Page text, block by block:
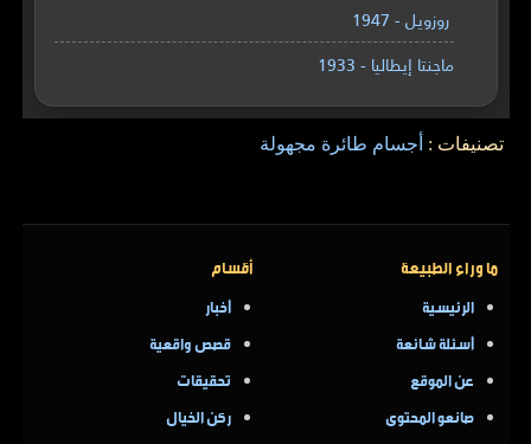
روزويل - 1947
ماجنتا إيطاليا - 1933
تصنيفات : أجسام طائرة مجهولة
ما وراء الطبيعة
الرئيسية
أسئلة شائعة
عن الموقع
صانعو المحتوى
أقسام
أخبار
قصص واقعية
تحقيقات
ركن الخيال